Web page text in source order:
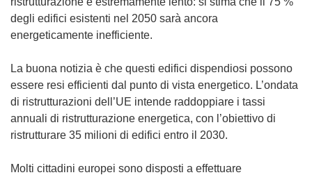
degli edifici esistenti nel 2050 sarà ancora
energeticamente inefficiente.
La buona notizia è che questi edifici dispendiosi possono
essere resi efficienti dal punto di vista energetico. L’ondata
di ristrutturazioni dell’UE intende raddoppiare i tassi
annuali di ristrutturazione energetica, con l’obiettivo di
ristrutturare 35 milioni di edifici entro il 2030.
Molti cittadini europei sono disposti a effettuare